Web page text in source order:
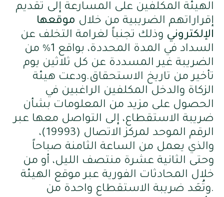
الهيئة المكلفين على المسارعة إلى تقديم
إقراراتهم الضريبية من خلال موقعها
الإلكتروني وذلك تجنباً لغرامة التخلف عن
السداد في المدة المحددة، بواقع 1% من
الضريبة غير المسددة عن كل ثلاثين يوم
تأخير من تاريخ الاستحقاق.ودعت هيئة
الزكاة والدخل المكلفين الراغبين في
الحصول على مزيد من المعلومات بشأن
ضريبة الاستقطاع، إلى التواصل معها عبر
الرقم الموحد لمركز الاتصال (19993)،
والذي يعمل من الساعة الثامنة صباحاً
وحتى الثانية عشرة منتصف الليل، أو من
خلال المحادثات الفورية عبر موقع الهيئة
.وتُعَد ضريبة الاستقطاع واحدة من